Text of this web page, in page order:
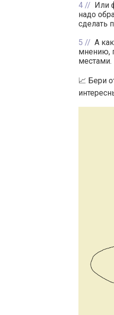
4
Или
надо
сделать
5
А
мнению,
местами.
📈 Бери